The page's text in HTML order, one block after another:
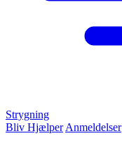
Strygning
Bliv Hjælper Anmeldelser